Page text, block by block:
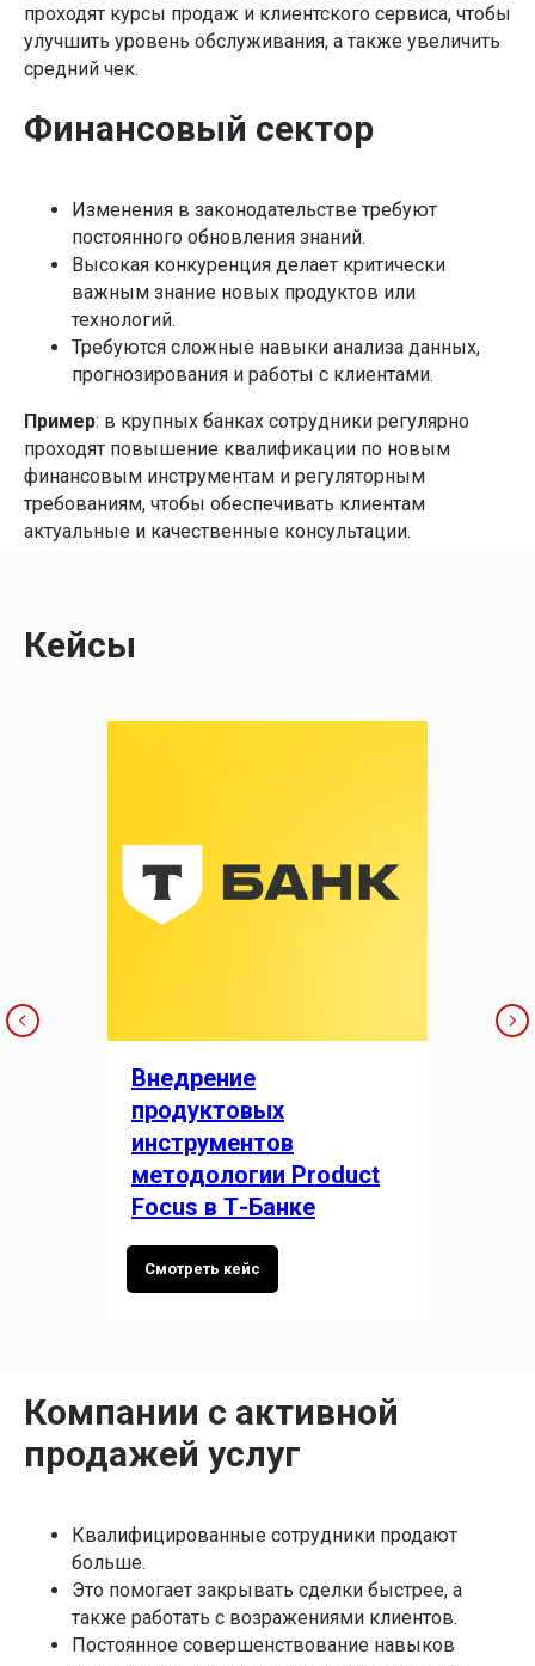
проходят курсы продаж и клиентского сервиса, чтобы
улучшить уровень обслуживания, а также увеличить
средний чек.
Финансовый сектор
Изменения в законодательстве требуют
постоянного обновления знаний.
Высокая конкуренция делает критически
важным знание новых продуктов или
технологий.
Требуются сложные навыки анализа данных,
прогнозирования и работы с клиентами.
Пример: в крупных банках сотрудники регулярно
проходят повышение квалификации по новым
финансовым инструментам и регуляторным
требованиям, чтобы обеспечивать клиентам
актуальные и качественные консультации.
Кейсы
Внедрение
продуктовых
инструментов
методологии Product
Focus в Т-Банке
Смотреть кейс
Компании с активной
продажей услуг
Квалифицированные сотрудники продают
больше.
Это помогает закрывать сделки быстрее, а
также работать с возражениями клиентов.
Постоянное совершенствование навыков
бизнес-метрик, проработайте или создайте свой
продукт прямо на курсе за 3 месяца
+7